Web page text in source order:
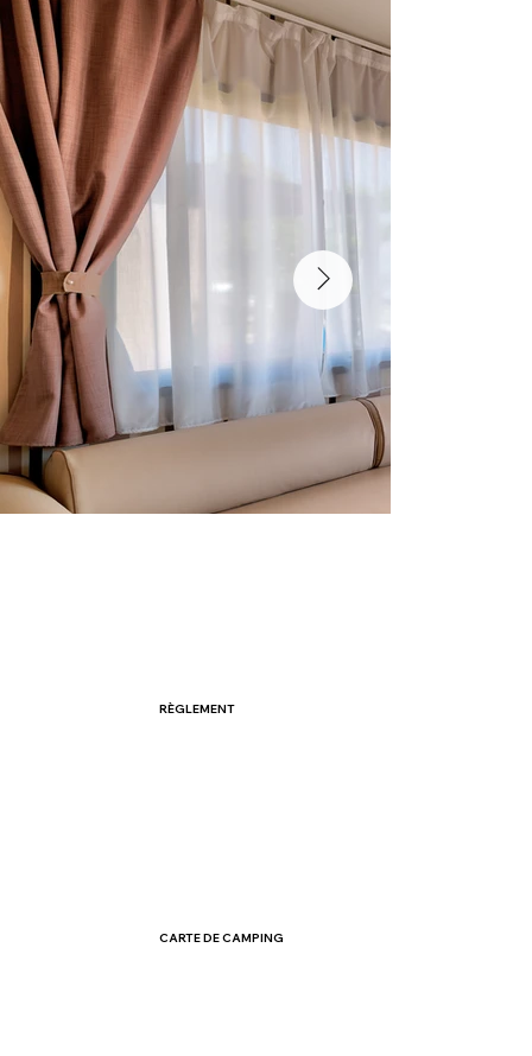
RÈGLEMENT
CARTE DE CAMPING